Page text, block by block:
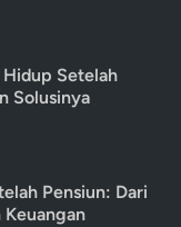
Hidup Setelah
Solusinya
Pensiun: Dari
Keuangan